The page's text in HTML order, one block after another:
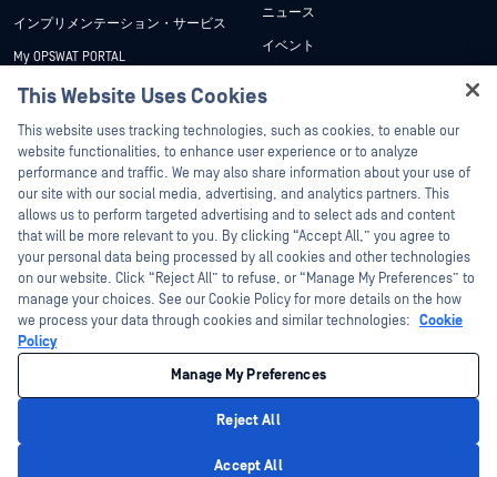
インプリメンテーション・サービス
My OPSWAT PORTAL
技術文書
トレーニング
脆弱性対策プログラム
Partners
認証
テクノロジー・パートナー
OPSWAT チャネル パートナー
ニュース
イベント
ホワイトペーパー
無料ツール
©2026OPSWAT . All rights reserved.OPSWAT、MetaDefender、Metascan、
MetaAccess、OPSWAT 、Trust no File. Trust No Device.、OPSWAT 、Protecting the
World's Critical Infrastructure、Deep CDR™ Technology、InQuest、InQuestロゴ、
DFI、RetroHunt、Deep File Inspection、およびJoin the Huntは、OPSWAT の商標
です。第三者の商標は、それぞれの所有者の財産です。
プライバシーポリシー クッキー設定
This Website Uses Cookies
This website uses tracking technologies, such as cookies, to enable our
website functionalities, to enhance user experience or to analyze
performance and traffic. We may also share information about your use of
our site with our social media, advertising, and analytics partners. This
allows us to perform targeted advertising and to select ads and content
that will be more relevant to you. By clicking “Accept All,” you agree to
your personal data being processed by all cookies and other technologies
on our website. Click “Reject All” to refuse, or “Manage My Preferences” to
manage your choices. See our Cookie Policy for more details on the how
we process your data through cookies and similar technologies: Cookie
Policy
Manage My Preferences
Reject All
Accept All
Hey there!
I'm Ozzy, your OPSWAT virtual assistant.
How can I help you secure what's critical
today?